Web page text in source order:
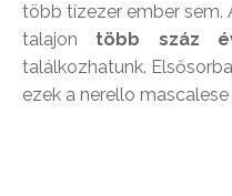
több tízezer ember sem.
talajon több száz
találkozhatunk.
ezek a nerello